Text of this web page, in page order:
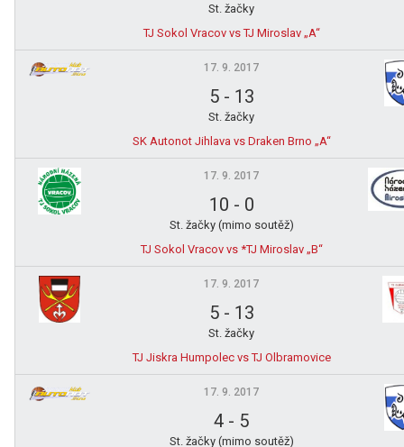
St. žačky
TJ Sokol Vracov vs TJ Miroslav „A“
17. 9. 2017
5- 13
St. žačky
SK Autonot Jihlava vs Draken Brno „A“
17. 9. 2017
10 - 0
St. žačky (mimo soutěž)
TJ Sokol Vracov vs *TJ Miroslav „B“
17. 9. 2017
5- 13
St. žačky
TJ Jiskra Humpolec vs TJ Olbramovice
17. 9. 2017
4 - 5
St. žačky (mimo soutěž)